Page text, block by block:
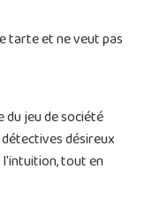
tarte et ne veut pas
jeu de société
désireux
tout en